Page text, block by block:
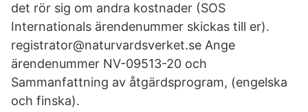
det rör sig om andra kostnader (SOS
Internationals ärendenummer skickas till er).
registrator@naturvardsverket.se Ange
ärendenummer NV-09513-20 och
Sammanfattning av åtgärdsprogram, (engelska
och finska).